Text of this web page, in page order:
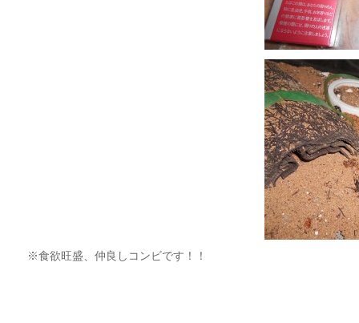
※食欲旺盛、仲良しコンビです！！